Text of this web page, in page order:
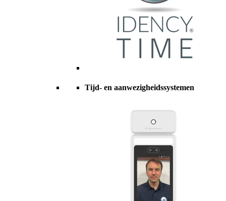
Tijd- en aanwezigheidssystemen